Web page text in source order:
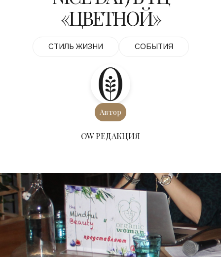
«ЦВЕТНОЙ»
СТИЛЬ ЖИЗНИ СОБЫТИЯ
Автор
ОW РЕДАКЦИЯ